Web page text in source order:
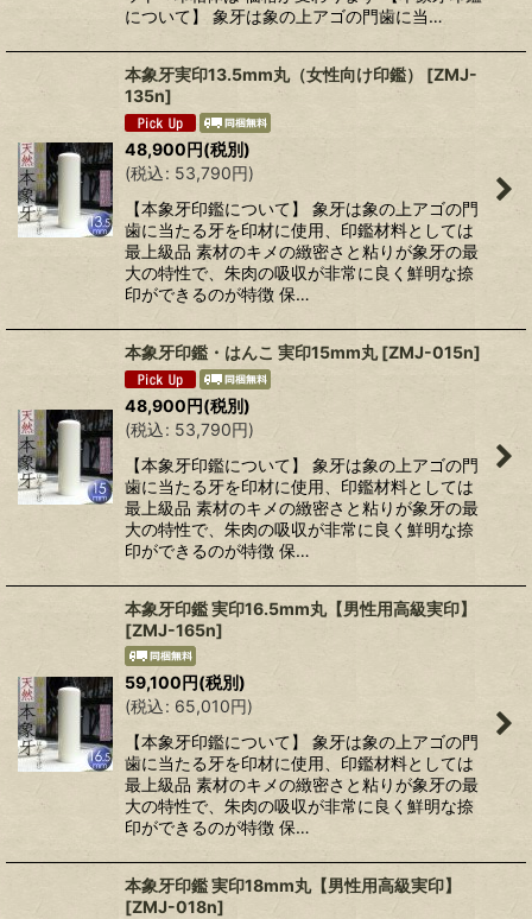
について】 象牙は象の上アゴの門歯に当…
本象牙実印13.5mm丸（女性向け印鑑） [ZMJ-
135n]
48,900円(税別)
(税込: 53,790円)
【本象牙印鑑について】 象牙は象の上アゴの門
歯に当たる牙を印材に使用、印鑑材料としては
最上級品 素材のキメの緻密さと粘りが象牙の最
大の特性で、朱肉の吸収が非常に良く鮮明な捺
印ができるのが特徴 保…
本象牙印鑑・はんこ 実印15mm丸 [ZMJ-015n]
48,900円(税別)
(税込: 53,790円)
【本象牙印鑑について】 象牙は象の上アゴの門
歯に当たる牙を印材に使用、印鑑材料としては
最上級品 素材のキメの緻密さと粘りが象牙の最
大の特性で、朱肉の吸収が非常に良く鮮明な捺
印ができるのが特徴 保…
本象牙印鑑 実印16.5mm丸【男性用高級実印】
[ZMJ-165n]
59,100円(税別)
(税込: 65,010円)
【本象牙印鑑について】 象牙は象の上アゴの門
歯に当たる牙を印材に使用、印鑑材料としては
最上級品 素材のキメの緻密さと粘りが象牙の最
大の特性で、朱肉の吸収が非常に良く鮮明な捺
印ができるのが特徴 保…
本象牙印鑑 実印18mm丸【男性用高級実印】
[ZMJ-018n]